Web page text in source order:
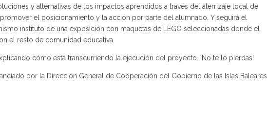
y alternativas de los impactos aprendidos a través del aterrizaje local de
el posicionamiento y la acción por parte del alumnado. Y seguirá el
instituto de una exposición con maquetas de LEGO seleccionadas donde el
el resto de comunidad educativa.
cómo está transcurriendo la ejecución del proyecto. ¡No te lo pierdas!
por la Dirección General de Cooperación del Gobierno de las Islas Baleares.